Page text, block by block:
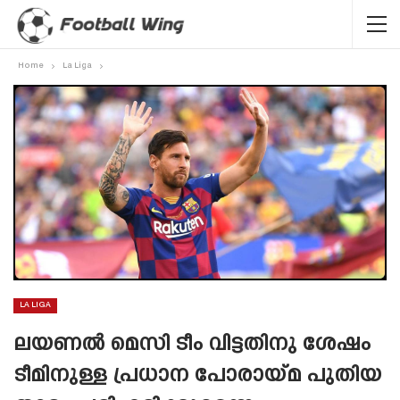
Home La Liga
LA LIGA
ലയണൽ മെസി ടീം വിട്ടതിനു ശേഷം
ടീമിനുള്ള പ്രധാന പോരായ്‌മ പുതിയ